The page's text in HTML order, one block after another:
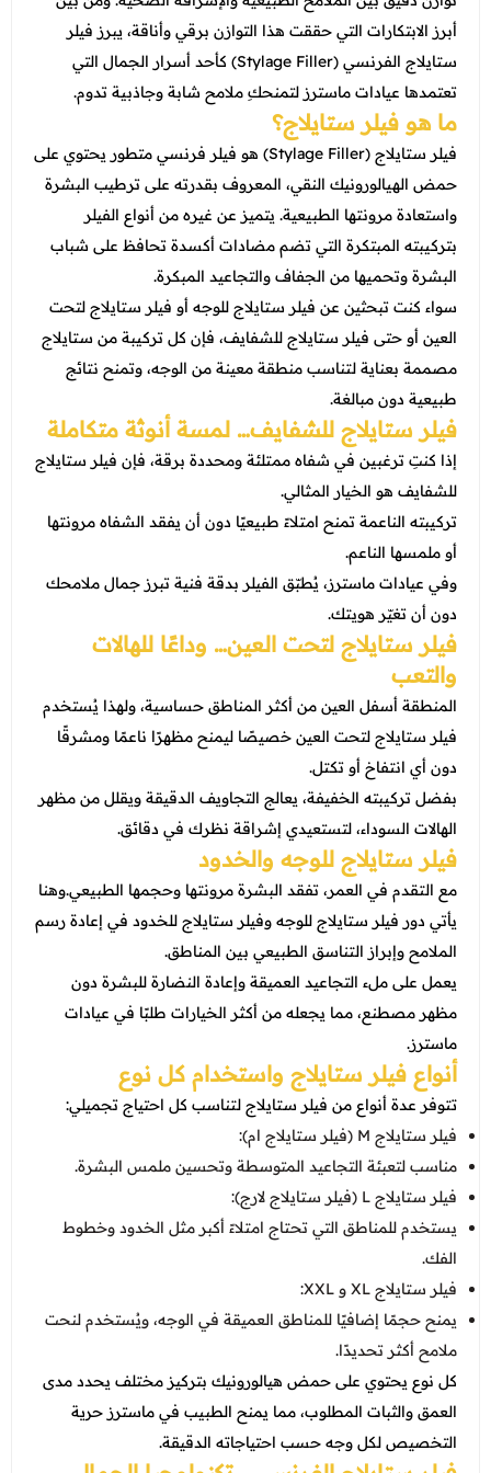
عروض العناية بالشعر
عروض الرجال
عروض جراحات التجميل
عروض قسم الطوارئ
عروض المختبر
عروض الاشعة
عروض الباطنة
عروض العظام
عروض الانف والاذن والحنجرة
عروض العلاج الطبيعي
أبرز الابتكارات التي حققت هذا التوازن برقي وأناقة، يبرز فيلر
ستايلاج الفرنسي (Stylage Filler) كأحد أسرار الجمال التي
تعتمدها عيادات ماسترز لتمنحكِ ملامح شابة وجاذبية تدوم.
ما هو فيلر ستايلاج؟
فيلر ستايلاج (Stylage Filler) هو فيلر فرنسي متطور يحتوي على
حمض الهيالورونيك النقي، المعروف بقدرته على ترطيب البشرة
واستعادة مرونتها الطبيعية. يتميز عن غيره من أنواع الفيلر
بتركيبته المبتكرة التي تضم مضادات أكسدة تحافظ على شباب
البشرة وتحميها من الجفاف والتجاعيد المبكرة.
سواء كنت تبحثين عن فيلر ستايلاج للوجه أو فيلر ستايلاج لتحت
العين أو حتى فيلر ستايلاج للشفايف، فإن كل تركيبة من ستايلاج
مصممة بعناية لتناسب منطقة معينة من الوجه، وتمنح نتائج
طبيعية دون مبالغة.
فيلر ستايلاج للشفايف… لمسة أنوثة متكاملة
إذا كنتِ ترغبين في شفاه ممتلئة ومحددة برقة، فإن فيلر ستايلاج
للشفايف هو الخيار المثالي.
تركيبته الناعمة تمنح امتلاءً طبيعيًا دون أن يفقد الشفاه مرونتها
أو ملمسها الناعم.
وفي عيادات ماسترز، يُطبّق الفيلر بدقة فنية تبرز جمال ملامحك
دون أن تغيّر هويتك.
فيلر ستايلاج لتحت العين… وداعًا للهالات
والتعب
المنطقة أسفل العين من أكثر المناطق حساسية، ولهذا يُستخدم
فيلر ستايلاج لتحت العين خصيصًا ليمنح مظهرًا ناعمًا ومشرقًا
دون أي انتفاخ أو تكتل.
بفضل تركيبته الخفيفة، يعالج التجاويف الدقيقة ويقلل من مظهر
الهالات السوداء، لتستعيدي إشراقة نظرك في دقائق.
فيلر ستايلاج للوجه والخدود
مع التقدم في العمر، تفقد البشرة مرونتها وحجمها الطبيعي.وهنا
يأتي دور فيلر ستايلاج للوجه وفيلر ستايلاج للخدود في إعادة رسم
الملامح وإبراز التناسق الطبيعي بين المناطق.
يعمل على ملء التجاعيد العميقة وإعادة النضارة للبشرة دون
مظهر مصطنع، مما يجعله من أكثر الخيارات طلبًا في عيادات
ماسترز.
أنواع فيلر ستايلاج واستخدام كل نوع
تتوفر عدة أنواع من فيلر ستايلاج لتناسب كل احتياج تجميلي:
فيلر ستايلاج M (فيلر ستايلاج ام):
مناسب لتعبئة التجاعيد المتوسطة وتحسين ملمس البشرة.
فيلر ستايلاج L (فيلر ستايلاج لارج):
يستخدم للمناطق التي تحتاج امتلاءً أكبر مثل الخدود وخطوط
الفك.
فيلر ستايلاج XL و XXL:
يمنح حجمًا إضافيًا للمناطق العميقة في الوجه، ويُستخدم لنحت
ملامح أكثر تحديدًا.
كل نوع يحتوي على حمض هيالورونيك بتركيز مختلف يحدد مدى
العمق والثبات المطلوب، مما يمنح الطبيب في ماسترز حرية
التخصيص لكل وجه حسب احتياجاته الدقيقة.